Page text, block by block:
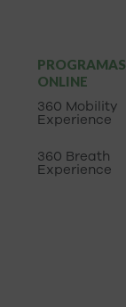
PROGRAMAS
ONLINE
360 Mobility
Experience
360 Breath
Experience